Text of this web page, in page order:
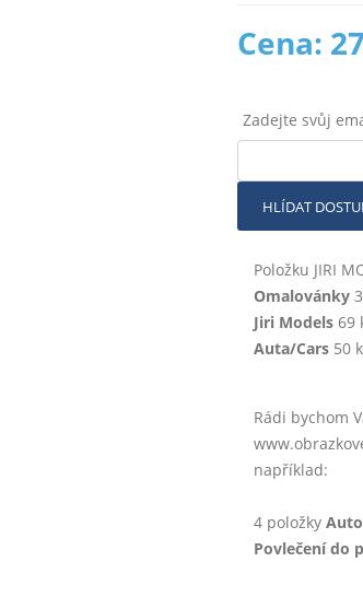
Cena:
Zadejte svůj
HLÍDAT
Položku JIRI
Omalovánky
Jiri Models69
Auta/Cars50
Rádi bychom
například:
4 položky
Povlečení do